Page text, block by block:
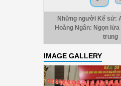
Những người Kể sử:
Hoàng Ngân: Ngọn
trung
IMAGE GALLERY